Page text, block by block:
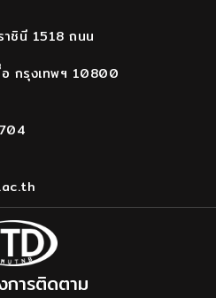
ชินี 1518 ถนน
อ กรุงเทพฯ 10800
การติดตาม